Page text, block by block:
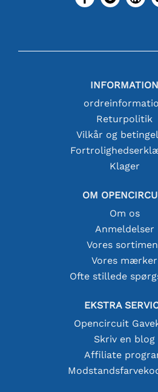
INFORMATION
Returpolitik
Vilkår og
Klager
OM
Om os
Anmeldelser
Vores
Vores mærker
Ofte stillede
EKSTRA
Opencircuit
Skriv en blog
Affiliate